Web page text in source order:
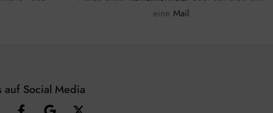
eine Mail
auf Social Media